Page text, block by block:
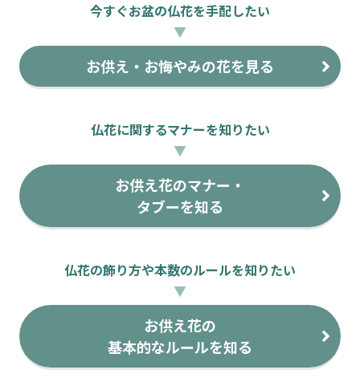
今すぐお盆の仏花を手配したい
▼
お供え・お悔やみの花を見る
仏花に関するマナーを知りたい
▼
お供え花のマナー・
タブーを知る
仏花の飾り方や本数のルールを知りたい
▼
お供え花の
基本的なルールを知る